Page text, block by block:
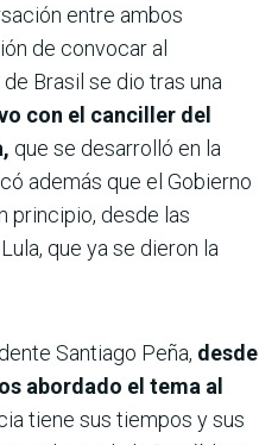
entre ambos
de convocar al
Brasil se dio tras una
con el canciller del
que se desarrolló en la
además que el Gobierno
principio, desde las
que ya se dieron la
Santiago Peña, desde
abordado el tema al
tiene sus tiempos y sus